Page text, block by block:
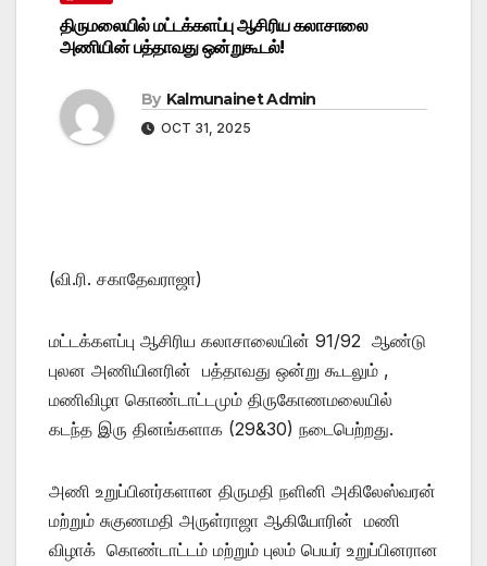
திருமலையில் மட்டக்களப்பு ஆசிரிய கலாசாலை
அணியின் பத்தாவது ஒன்றுகூடல்!
By Kalmunainet Admin
OCT 31, 2025
(வி.ரி. சகாதேவராஜா)
மட்டக்களப்பு ஆசிரிய கலாசாலையின் 91/92 ஆண்டு
புலன அணியினரின் பத்தாவது ஒன்று கூடலும் ,
மணிவிழா கொண்டாட்டமும் திருகோணமலையில்
கடந்த இரு தினங்களாக (29&30) நடைபெற்றது.
அணி உறுப்பினர்களான திருமதி நளினி அகிலேஸ்வரன்
மற்றும் சுகுணமதி அருள்ராஜா ஆகியோரின் மணி
விழாக் கொண்டாட்டம் மற்றும் புலம் பெயர் உறுப்பினரான